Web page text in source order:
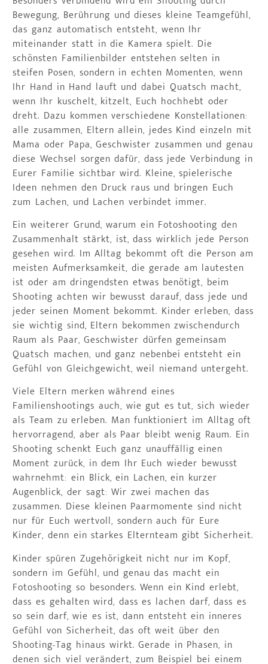
Bewegung, Berührung und dieses kleine Teamgefühl,
das ganz automatisch entsteht, wenn Ihr
miteinander statt in die Kamera spielt. Die
schönsten Familienbilder entstehen selten in
steifen Posen, sondern in echten Momenten, wenn
Ihr Hand in Hand lauft und dabei Quatsch macht,
wenn Ihr kuschelt, kitzelt, Euch hochhebt oder
dreht. Dazu kommen verschiedene Konstellationen:
alle zusammen, Eltern allein, jedes Kind einzeln mit
Mama oder Papa, Geschwister zusammen und genau
diese Wechsel sorgen dafür, dass jede Verbindung in
Eurer Familie sichtbar wird. Kleine, spielerische
Ideen nehmen den Druck raus und bringen Euch
zum Lachen, und Lachen verbindet immer.
Ein weiterer Grund, warum ein Fotoshooting den
Zusammenhalt stärkt, ist, dass wirklich jede Person
gesehen wird. Im Alltag bekommt oft die Person am
meisten Aufmerksamkeit, die gerade am lautesten
ist oder am dringendsten etwas benötigt, beim
Shooting achten wir bewusst darauf, dass jede und
jeder seinen Moment bekommt. Kinder erleben, dass
sie wichtig sind, Eltern bekommen zwischendurch
Raum als Paar, Geschwister dürfen gemeinsam
Quatsch machen, und ganz nebenbei entsteht ein
Gefühl von Gleichgewicht, weil niemand untergeht.
Viele Eltern merken während eines
Familienshootings auch, wie gut es tut, sich wieder
als Team zu erleben. Man funktioniert im Alltag oft
hervorragend, aber als Paar bleibt wenig Raum. Ein
Shooting schenkt Euch ganz unauffällig einen
Moment zurück, in dem Ihr Euch wieder bewusst
wahrnehmt: ein Blick, ein Lachen, ein kurzer
Augenblick, der sagt: Wir zwei machen das
zusammen. Diese kleinen Paarmomente sind nicht
nur für Euch wertvoll, sondern auch für Eure
Kinder, denn ein starkes Elternteam gibt Sicherheit.
Kinder spüren Zugehörigkeit nicht nur im Kopf,
sondern im Gefühl, und genau das macht ein
Fotoshooting so besonders. Wenn ein Kind erlebt,
dass es gehalten wird, dass es lachen darf, dass es
so sein darf, wie es ist, dann entsteht ein inneres
Gefühl von Sicherheit, das oft weit über den
Shooting-Tag hinaus wirkt. Gerade in Phasen, in
denen sich viel verändert, zum Beispiel bei einem